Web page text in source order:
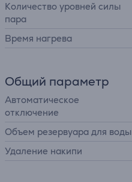
Количество уровней силы
пара
Время нагрева
Общий параметр
Автоматическое
отключение
Объем резервуара для воды
Удаление накипи